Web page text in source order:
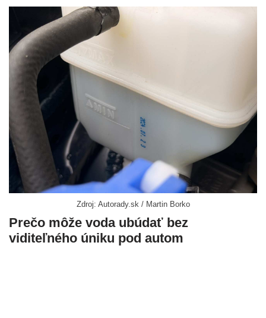
Zdroj: Autorady.sk / Martin Borko
Prečo môže voda ubúdať bez
viditeľného úniku pod autom